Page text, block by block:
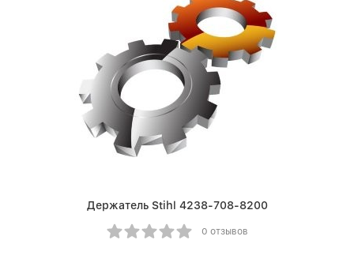
Держатель Stihl 4238-708-8200
0 отзывов